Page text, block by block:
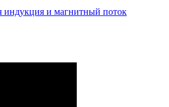
индукция и магнитный поток